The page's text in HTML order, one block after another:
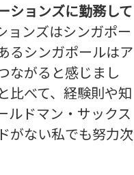
ションズに勤務して
ョンズはシンガポー
るシンガポールはア
ながると感じまし
比べて、経験則や知
ルドマン・サックス
がない私でも努力次